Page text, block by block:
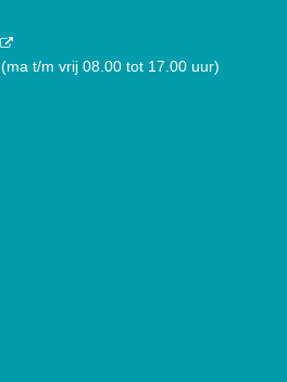
(ma t/m vrij 08.00 tot 17.00 uur)